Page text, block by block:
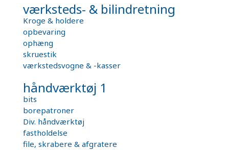
værksteds- & bilindretning
Kroge & holdere
opbevaring
ophæng
skruestik
værkstedsvogne & -kasser
håndværktøj 1
bits
borepatroner
Div. håndværktøj
fastholdelse
file, skrabere & afgratere